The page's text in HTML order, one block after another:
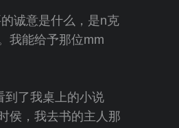
诚意是什么，是n克
我能给予那位mm
到了我桌上的小说
侯，我去书的主人那